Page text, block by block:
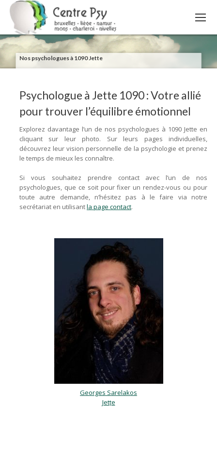
Nos psychologues à 1090 Jette
Psychologue à Jette 1090 : Votre allié
pour trouver l’équilibre émotionnel
Explorez davantage l’un de nos psychologues à 1090 Jette en
cliquant sur leur photo. Sur leurs pages individuelles,
découvrez leur vision personnelle de la psychologie et prenez
le temps de mieux les connaître.
Si vous souhaitez prendre contact avec l’un de nos
psychologues, que ce soit pour fixer un rendez-vous ou pour
toute autre demande, n’hésitez pas à le faire via notre
secrétariat en utilisantla page contact.
Georges Sarelakos
Jette
psychologue bruxelles, psy bruxelles, Psychologue Bruxelles, bon